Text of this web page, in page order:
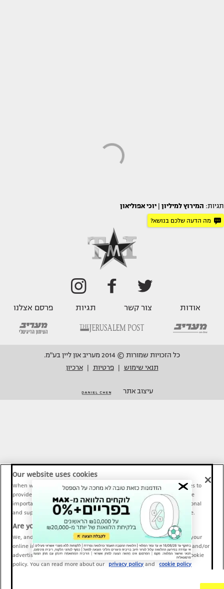
תגיות: המירוץ למיליון יוכי אפוליאון
מה הדעה שלכם בנושא?
אודות צור קשר תגיות פרסם אצלנו
כל הזכויות שמורות © 2014 מעריב און ליין בע"מ.
תנאי שימוש
פרטיות ארכיון
עיצוב אתר
Our website uses cookies
When we provide Maariv, TMI and Sport1 content online, we use cookies to
provide social media features and to analyze our traffic. These tools are
important and necessary for our website functionality. Others are optional
and support Maariv, TMI and Sport1 activity and your online experience.
Are you happy to accept cookies?
We, and our partners, use information about your use of our site and your
online interactions to improve our services and to personalize content and/or
advertising for you. You can read more about our privacy policy and cookie
policy. You can read more about our
privacy policy and cookie policy